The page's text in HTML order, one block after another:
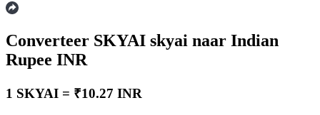
Converteer SKYAI skyai naar Indian
Rupee INR
1 SKYAI = ₹10.27 INR